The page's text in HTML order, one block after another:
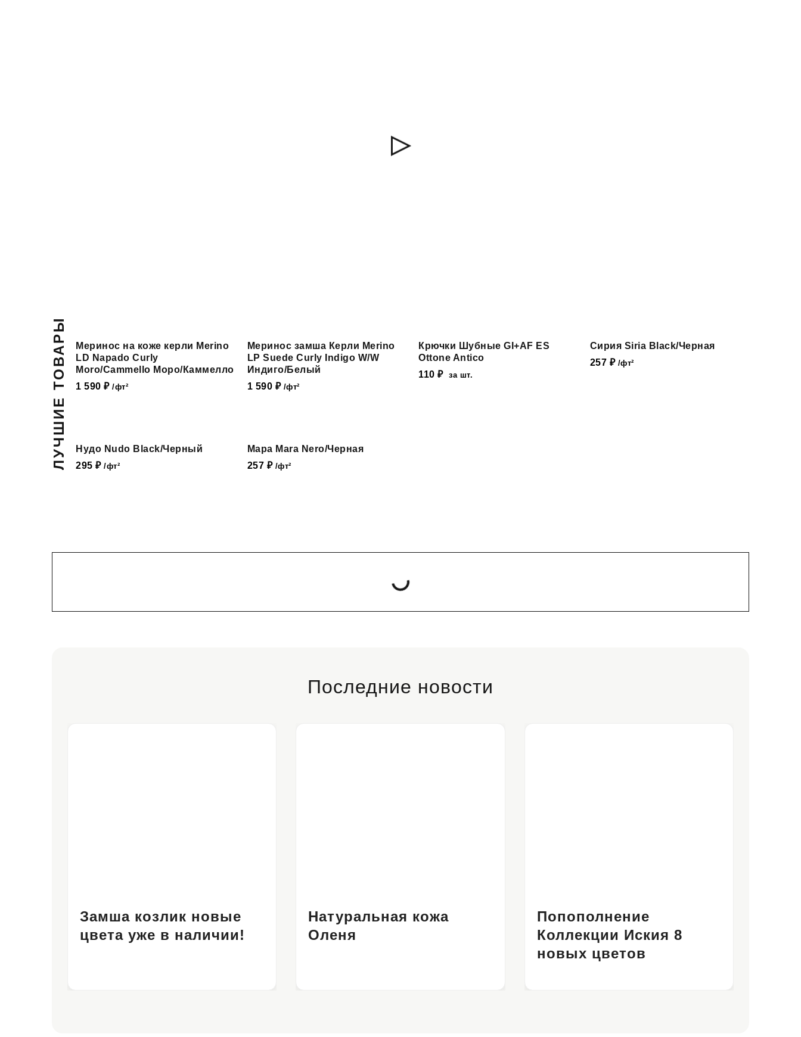
Новинки
Кожа Стрейч
ЛУЧШИЕ ТОВАРЫ
Меринос на коже керли Merino
LD Napado Curly
Moro/Cammello Моро/Каммелло
1 590 ₽/фт²
Меринос замша Керли Merino
LP Suede Curly Indigo W/W
Индиго/Белый
1 590 ₽/фт²
Крючки Шубные GI+AF ES
Ottone Antico
110 ₽ за шт.
Сирия Siria Black/Черная
257 ₽/фт²
Нудо Nudo Black/Черный
295 ₽/фт²
Мара Mara Nero/Черная
257 ₽/фт²
Последние новости
Замша козлик новые
цвета уже в наличии!
Натуральная кожа
Оленя
Попополнение
Коллекции Иския 8
новых цветов